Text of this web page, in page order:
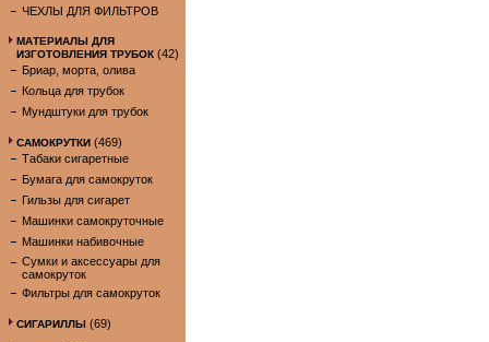
ЧЕХЛЫ ДЛЯ ФИЛЬТРОВ
МАТЕРИАЛЫ ДЛЯ
ИЗГОТОВЛЕНИЯ ТРУБОК (42)
Бриар, морта, олива
Кольца для трубок
Мундштуки для трубок
САМОКРУТКИ (469)
Табаки сигаретные
Бумага для самокруток
Гильзы для сигарет
Машинки самокруточные
Машинки набивочные
Сумки и аксессуары для
самокруток
Фильтры для самокруток
СИГАРИЛЛЫ (69)